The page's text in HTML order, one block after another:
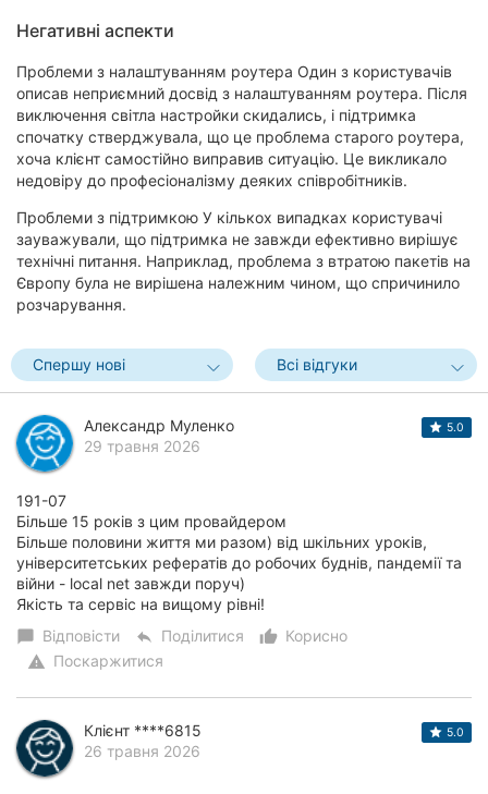
Негативні аспекти
Проблеми з налаштуванням роутера Один з користувачів
описав неприємний досвід з налаштуванням роутера. Після
виключення світла настройки скидались, і підтримка
спочатку стверджувала, що це проблема старого роутера,
хоча клієнт самостійно виправив ситуацію. Це викликало
недовіру до професіоналізму деяких співробітників.
Проблеми з підтримкою У кількох випадках користувачі
зауважували, що підтримка не завжди ефективно вирішує
технічні питання. Наприклад, проблема з втратою пакетів на
Європу була не вирішена належним чином, що спричинило
розчарування.
Спершу нові Всі відгуки
Александр Муленко
29 травня 2026
5.0
191-07
Більше 15 років з цим провайдером
Більше половини життя ми разом) від шкільних уроків,
університетських рефератів до робочих буднів, пандемії та
війни - local net завжди поруч)
Якість та сервіс на вищому рівні!
chat_bubble Відповісти reply Поділитися thumb_up_alt
Корисно
warning Поскаржитися
Клієнт ****6815
26 травня 2026
5.0